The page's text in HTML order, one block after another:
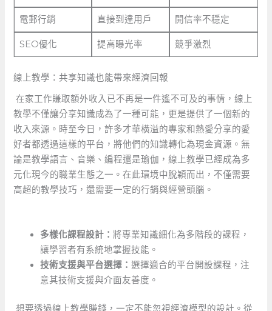
電郵行銷 直接到達用戶 開信率不穩定
SEO優化 提高曝光率 競爭激烈
線上教學：共享知識也能帶來經濟回報
‍ 在家工作賺取額外收入已不再是一件遙不可及的事情，線上
教學不僅讓分享知識成為了一種可能，更是提供了一個新的
收入來源。時至今日，許多才華橫溢的專家和熱愛分享的愛
好者都透過這樣的平台，將他們的知識轉化為現金資源。無
論是教學語言、音樂、編程還是瑜伽，線上教學已經成為多
元化現今的職業生態之一。在此環境中脫穎而出，不僅需要
高超的教學技巧，還需要一定的行銷與經營頭腦。
多樣化課程設計：將專業知識細化為多階段的課程，
讓學習者有系統地掌握技能。
技術支援與平台選擇：選擇適合的平台開設課程，注
意其技術支援與介面友善度。
⁤ 想要透過線上教學賺錢，一定不能忽視經濟模型的設計。從